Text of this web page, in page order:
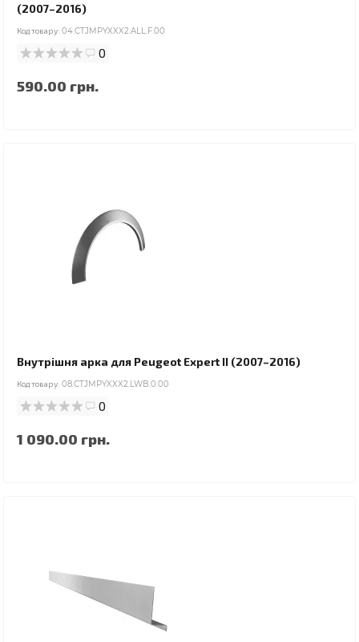
(2007–2016)
Код товару: 04.CTJMPYXXX2.ALL.F.00
0
590.00 грн.
Внутрішня арка для Peugeot Expert II (2007–2016)
Код товару: 08.CTJMPYXXX2.LWB.0.00
0
1 090.00 грн.